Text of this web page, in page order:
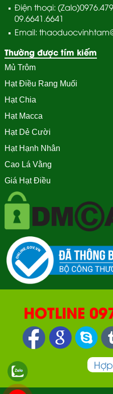
Điện thoại:
09.6641.6641
Email:
Thường được tím kiếm
Mủ Trôm
Hạt Điều Rang Muối
Hạt Chia
Hạt Macca
Hạt Dẻ Cười
Hạt Hạnh Nhân
Cao Lá Vằng
Giá Hạt Điều
HOTLINE
090.669.2550